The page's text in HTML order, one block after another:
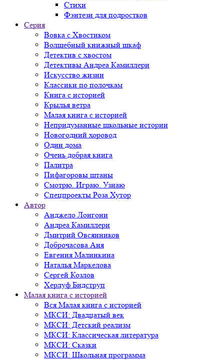
Стихи
Фэнтези для подростков
Серия
Вовка с Хвостиком
Волшебный книжный шкаф
Детектив с хвостом
Детективы Андреа Камиллери
Искусство жизни
Классики по полочкам
Книга с историей
Крылья ветра
Малая книга с историей
Непридуманные школьные истории
Новогодний хоровод
Один дома
Очень добрая книга
Палитра
Пифагоровы штаны
Смотрю. Играю. Узнаю
Спецпроекты Роза Хутор
Автор
Анджело Лонгони
Андреа Камиллери
Дмитрий Овсянников
Доброчасова Аня
Евгения Малинкина
Наталья Маркелова
Сергей Козлов
Херлуф Бидструп
Малая книга с историей
Вся Малая книга с историей
МКСИ: Двадцатый век
МКСИ: Детский реализм
МКСИ: Классическая литература
МКСИ: Сказки
МКСИ: Школьная программа